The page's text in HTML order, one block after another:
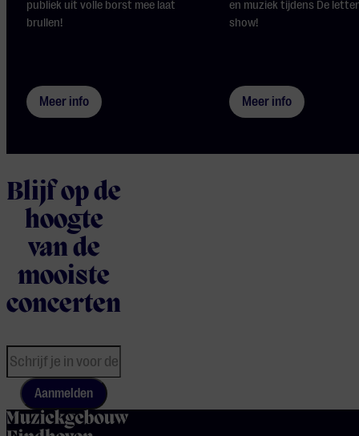
publiek uit volle borst mee laat
brullen!
Meer info
en muziek tijdens De
show!
Meer info
Blijf op de
hoogte
van de
mooiste
concerten
Aanmelden